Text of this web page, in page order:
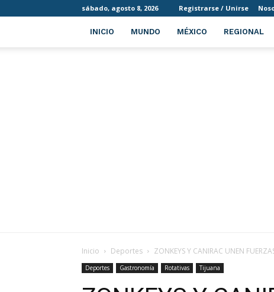
sábado, agosto 8, 2026 Registrarse / Unirse
INICIO MUNDO MÉXICO REGIONAL
Inicio Deportes ZONKEYS Y CANIRAC UNEN
Deportes Gastronomía Rotativas Tijuana